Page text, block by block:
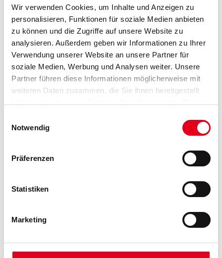
Wir verwenden Cookies, um Inhalte und Anzeigen zu
personalisieren, Funktionen für soziale Medien anbieten
zu können und die Zugriffe auf unsere Website zu
analysieren. Außerdem geben wir Informationen zu Ihrer
Verwendung unserer Website an unsere Partner für
soziale Medien, Werbung und Analysen weiter. Unsere
Partner führen diese Informationen möglicherweise mit
weiteren Daten zusammen, die Sie ihnen bereitgestellt
Notwendig
Präferenzen
Statistiken
Marketing
Breite in millimeter
Stärke in millimeter
Umrechnungsfaktoren